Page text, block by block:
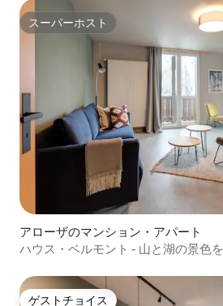
スーパーホスト
スーパーホスト
アローザのマンション・アパート
ハウス・ベルモント - 山と湖の景色
ゲストチョイス